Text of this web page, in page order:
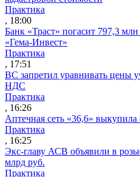
Практика
, 18:00
Банк «Траст» погасит 797,3
«Гема-Инвест»
Практика
, 17:51
ВС запретил уравнивать цены
НДС
Практика
, 16:26
Аптечная сеть «36,6»
Практика
, 16:25
Экс-главу АСВ объявили в
млрд руб.
Практика